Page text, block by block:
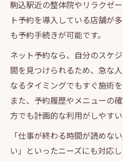
駒込駅近の整体院やリラクゼ
ト予約を導入している店舗が
も予約手続きが可能です。
ネット予約なら、自分のスケ
間を見つけられるため、急な
なるタイミングでもすぐ施術
また、予約履歴やメニューの
方でも計画的な利用がしやすい
「仕事が終わる時間が読めな
い」といったニーズにも対応